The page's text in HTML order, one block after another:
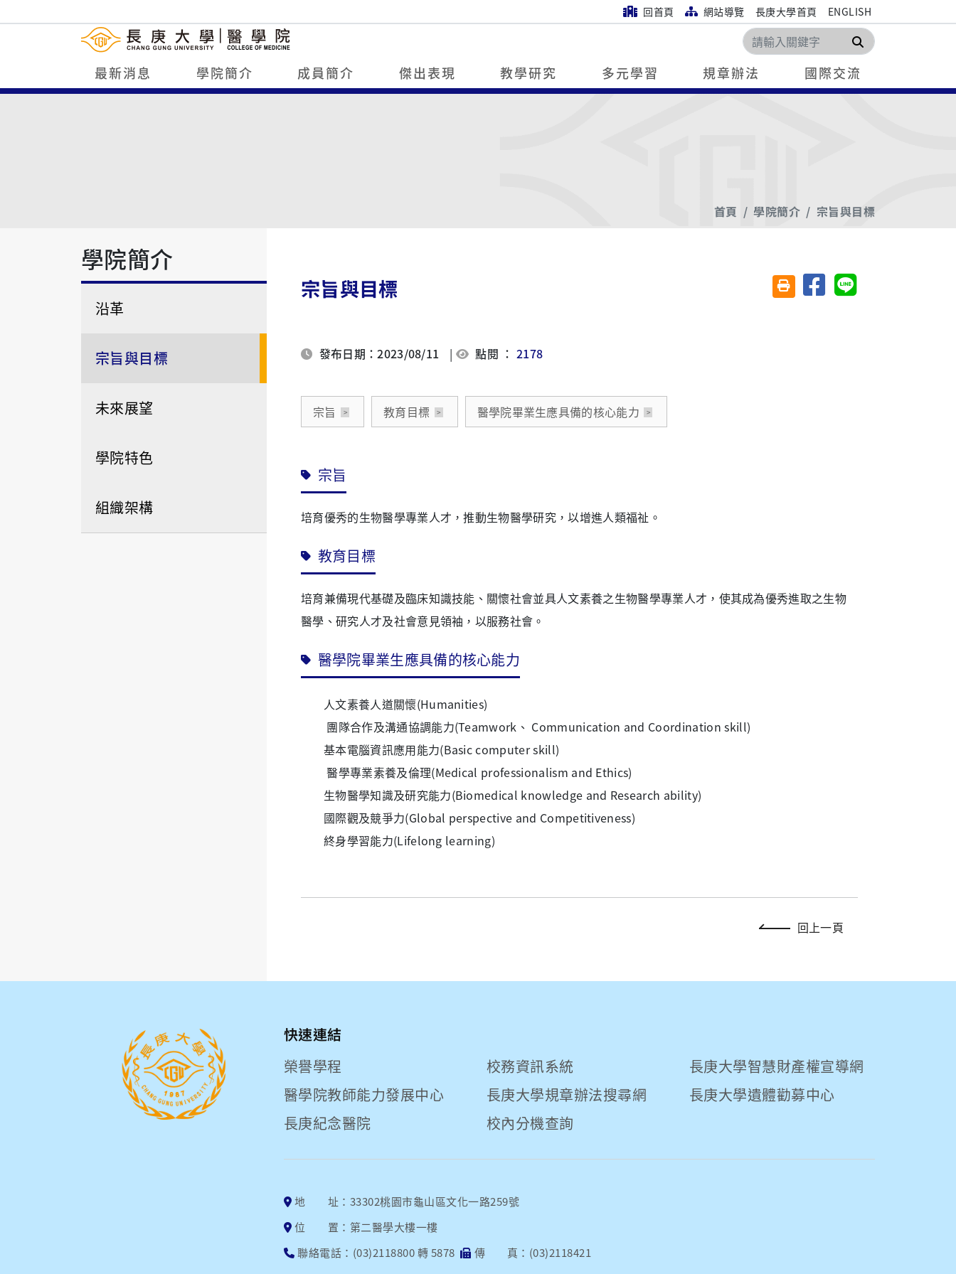
回首頁 網站導覽 長庚大學首頁 ENGLISH
搜尋
最新消息 學院簡介 成員簡介 傑出表現 教學研究 多元學習 規章辦法 國際交流
首頁 學院簡介 宗旨與目標
學院簡介
沿革
宗旨與目標
未來展望
學院特色
組織架構
宗旨與目標 友善列印(另開視窗)
分享至臉書分享至 Line
發布日期：2023/08/11 | 點閱 ：2178
宗旨 教育目標 醫學院畢業生應具備的核心能力
宗旨
培育優秀的生物醫學專業人才，推動生物醫學研究，以增進人類福祉 。
教育目標
培育兼備現代基礎及臨床知識技能、關懷社會並具人文素養之生物醫學專業人才，使其成為優秀進取之生物
醫學、研究人才及社會意見領袖，以服務社會。
醫學院畢業生應具備的核心能力
人文素養人道關懷(Humanities)
團隊合作及溝通協調能力(Teamwork、 Communication and Coordination skill)
基本電腦資訊應用能力(Basic computer skill)
醫學專業素養及倫理(Medical professionalism and Ethics)
生物醫學知識及研究能力(Biomedical knowledge and Research ability)
國際觀及競爭力(Global perspective and Competitiveness)
終身學習能力(Lifelong learning)
回上一頁
快速連結
榮譽學程
醫學院教師能力發展中心
長庚紀念醫院
校務資訊系統
長庚大學規章辦法搜尋網
校內分機查詢
長庚大學智慧財產權宣導網
長庚大學遺體勸募中心
地 址：33302桃園市龜山區文化一路259號
位 置：第二醫學大樓一樓
聯絡電話：(03)2118800 轉 5878
傳 真：(03)2118421